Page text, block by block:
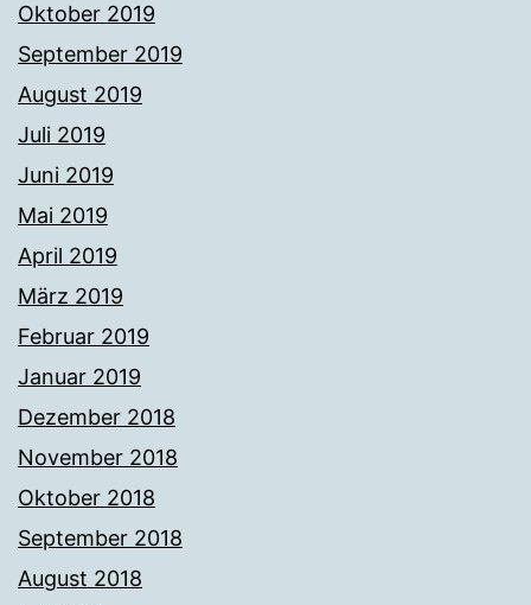
Oktober 2019
September 2019
August 2019
Juli 2019
Juni 2019
Mai 2019
April 2019
März 2019
Februar 2019
Januar 2019
Dezember 2018
November 2018
Oktober 2018
September 2018
August 2018